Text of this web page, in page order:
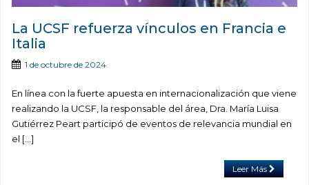
La UCSF refuerza vínculos en Francia e
Italia
1 de octubre de 2024
En línea con la fuerte apuesta en internacionalización que viene
realizando la UCSF, la responsable del área, Dra. María Luisa
Gutiérrez Peart participó de eventos de relevancia mundial en
el […]
Leer Más